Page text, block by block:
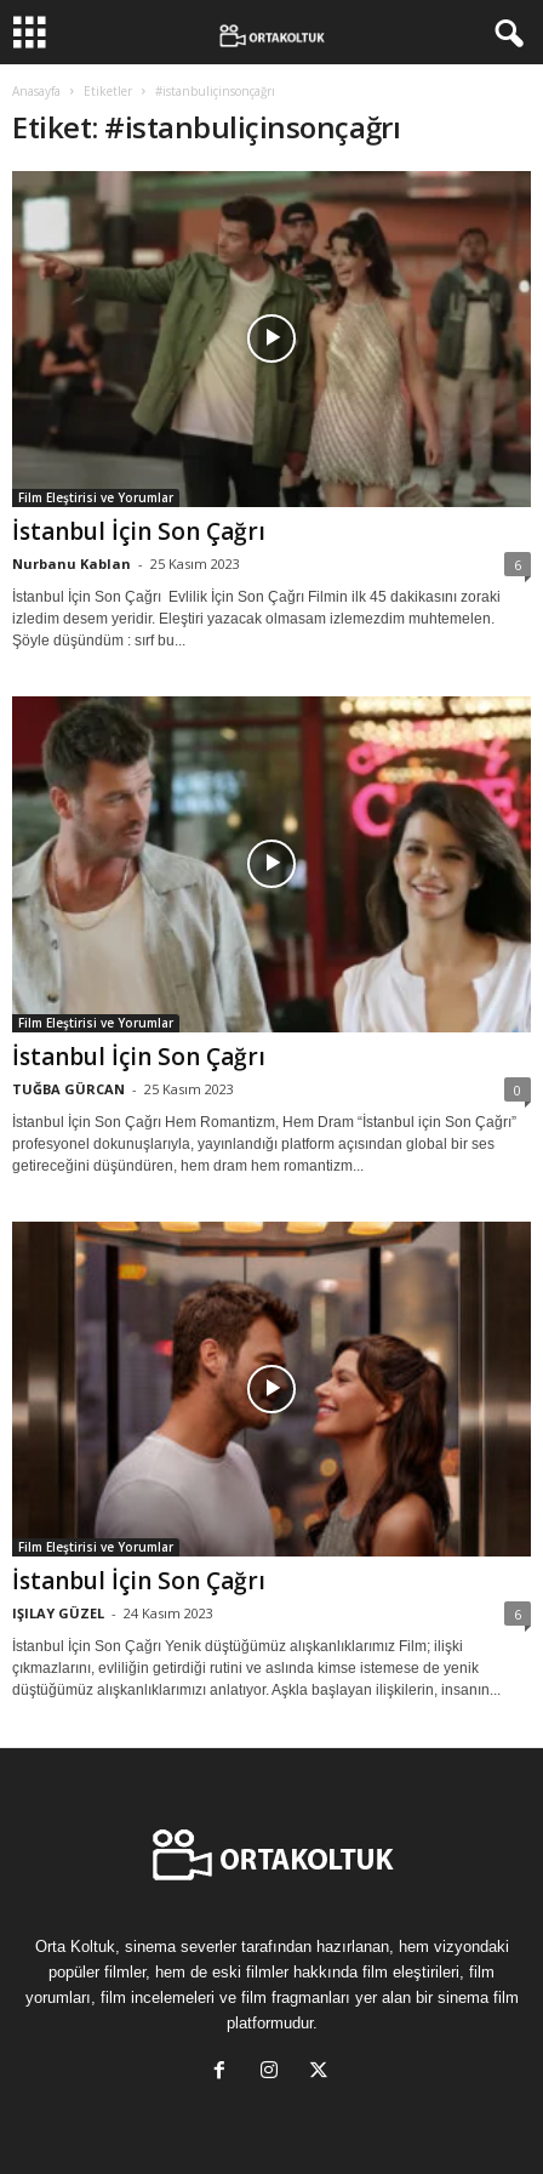
Anasayfa Etiketler #istanbuliçinsonçağrı
Etiket: #istanbuliçinsonçağrı
Film Eleştirisi ve Yorumlar
İstanbul İçin Son Çağrı
Nurbanu Kablan - 25 Kasım 2023 6
İstanbul İçin Son Çağrı Evlilik İçin Son Çağrı Filmin ilk 45 dakikasını zoraki
izledim desem yeridir. Eleştiri yazacak olmasam izlemezdim muhtemelen.
Şöyle düşündüm : sırf bu...
Film Eleştirisi ve Yorumlar
İstanbul İçin Son Çağrı
TUĞBA GÜRCAN - 25 Kasım 2023 0
İstanbul İçin Son Çağrı Hem Romantizm, Hem Dram “İstanbul için Son Çağrı”
profesyonel dokunuşlarıyla, yayınlandığı platform açısından global bir ses
getireceğini düşündüren, hem dram hem romantizm...
Film Eleştirisi ve Yorumlar
İstanbul İçin Son Çağrı
IŞILAY GÜZEL - 24 Kasım 2023 6
İstanbul İçin Son Çağrı Yenik düştüğümüz alışkanlıklarımız Film; ilişki
çıkmazlarını, evliliğin getirdiği rutini ve aslında kimse istemese de yenik
düştüğümüz alışkanlıklarımızı anlatıyor. Aşkla başlayan ilişkilerin, insanın...
Orta Koltuk, sinema severler tarafından hazırlanan, hem vizyondaki
popüler filmler, hem de eski filmler hakkında film eleştirileri, film
yorumları, film incelemeleri ve film fragmanları yer alan bir sinema film
platformudur.